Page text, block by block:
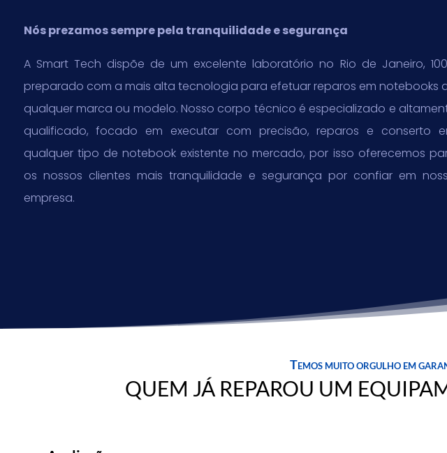
Nós prezamos sempre pela tranquilidade e segurança
A Smart Tech dispõe de um excelente laboratório no Rio de Janeiro,
preparado com a mais alta tecnologia para efetuar reparos em notebooks
qualquer marca ou modelo. Nosso corpo técnico é especializado e
qualificado, focado em executar com precisão, reparos e conserto
qualquer tipo de notebook existente no mercado, por isso oferecemos
os nossos clientes mais tranquilidade e segurança por confiar em
empresa.
Temos muito orgulho em
QUEM JÁ REPAROU UM